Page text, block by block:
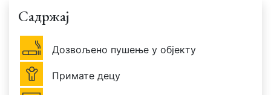
Садржај
Дозвољено пушење у објекту
Примате децу